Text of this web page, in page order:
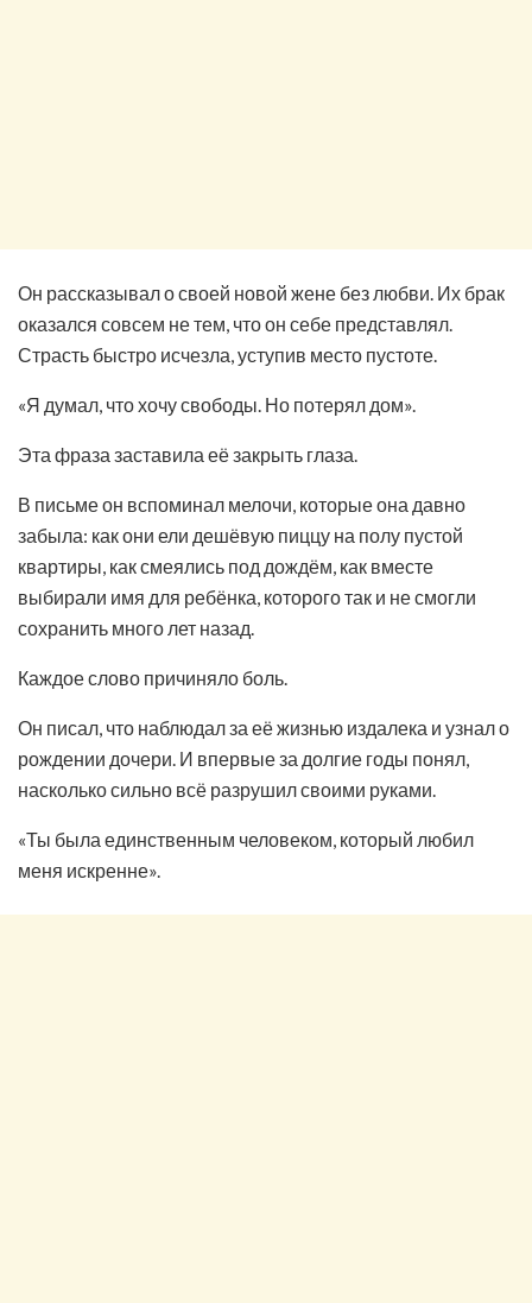
Он рассказывал о своей новой жене без любви. Их брак
оказался совсем не тем, что он себе представлял.
Страсть быстро исчезла, уступив место пустоте.
«Я думал, что хочу свободы. Но потерял дом».
Эта фраза заставила её закрыть глаза.
В письме он вспоминал мелочи, которые она давно
забыла: как они ели дешёвую пиццу на полу пустой
квартиры, как смеялись под дождём, как вместе
выбирали имя для ребёнка, которого так и не смогли
сохранить много лет назад.
Каждое слово причиняло боль.
Он писал, что наблюдал за её жизнью издалека и узнал о
рождении дочери. И впервые за долгие годы понял,
насколько сильно всё разрушил своими руками.
«Ты была единственным человеком, который любил
меня искренне».